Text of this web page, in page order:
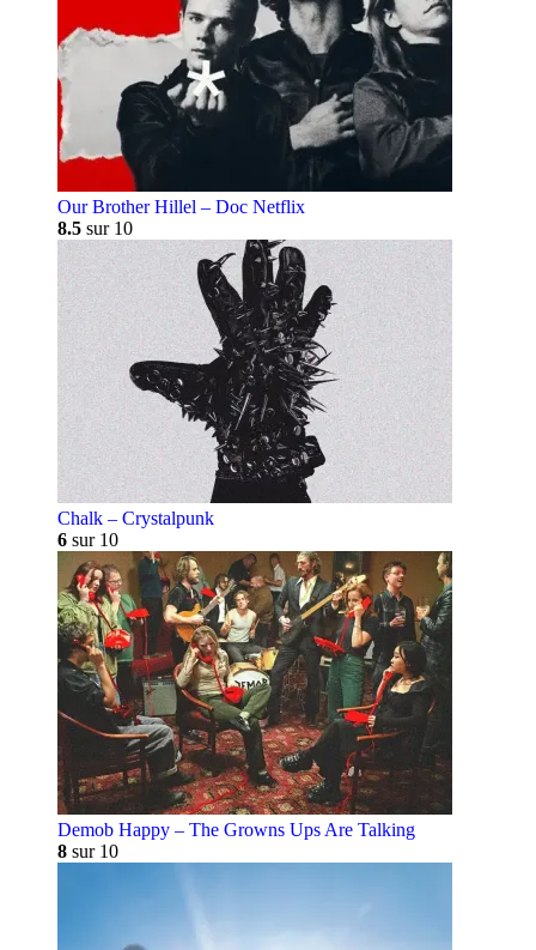
Our Brother Hillel – Doc Netflix
8.5 sur 10
Chalk – Crystalpunk
6 sur 10
Demob Happy – The Growns Ups Are Talking
8 sur 10